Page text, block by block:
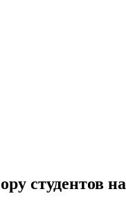
студентов на